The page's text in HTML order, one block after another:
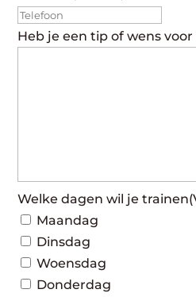
Heb je een tip of wens voor
Welke dagen wil je trainen
Maandag
Dinsdag
Woensdag
Donderdag